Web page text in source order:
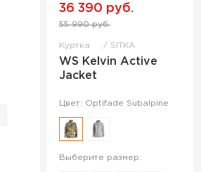
36 390 руб.
55 990 руб.
Куртка SITKA
WS Kelvin Active
Jacket
Цвет: Optifade Subalpine
Выберите размер: